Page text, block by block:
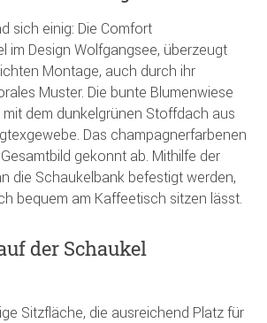
sich einig: Die Comfort
im Design Wolfgangsee, überzeugt
Montage, auch durch ihr
Muster. Die bunte Blumenwiese
dem dunkelgrünen Stoffdach aus
Das champagnerfarbenen
gekonnt ab. Mithilfe der
die Schaukelbank befestigt werden,
bequem am Kaffeetisch sitzen lässt.
der Schaukel
Sitzfläche, die ausreichend Platz für